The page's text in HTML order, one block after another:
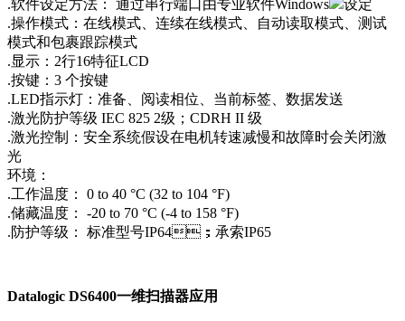
.软件设定方法： 通过串行端口由专业软件Windows
设定
.操作模式：在线模式、连续在线模式、自动读取模式、测试
模式和包裹跟踪模式
.显示：2行16特征LCD
.按键：3 个按键
.LED指示灯：准备、阅读相位、当前标签、数据发送
.激光防护等级 IEC 825 2级；CDRH II 级
.激光控制：安全系统假设在电机转速减慢和故障时会关闭激
光
环境：
.工作温度： 0 to 40 °C (32 to 104 °F)
.储藏温度： -20 to 70 °C (-4 to 158 °F)
.防护等级： 标准型号IP64；承索IP65
Datalogic DS6400一维扫描器应用